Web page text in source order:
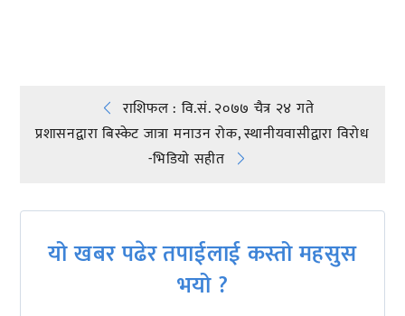
Post
navigation
राशिफल : वि.सं. २०७७ चैत्र २४ गते
प्रशासनद्वारा बिस्केट जात्रा मनाउन रोक, स्थानीयवासीद्वारा विरोध
-भिडियाे सहीत
यो खबर पढेर तपाईलाई कस्तो महसुस
भयो ?